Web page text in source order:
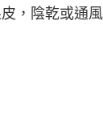
，陰乾或通風